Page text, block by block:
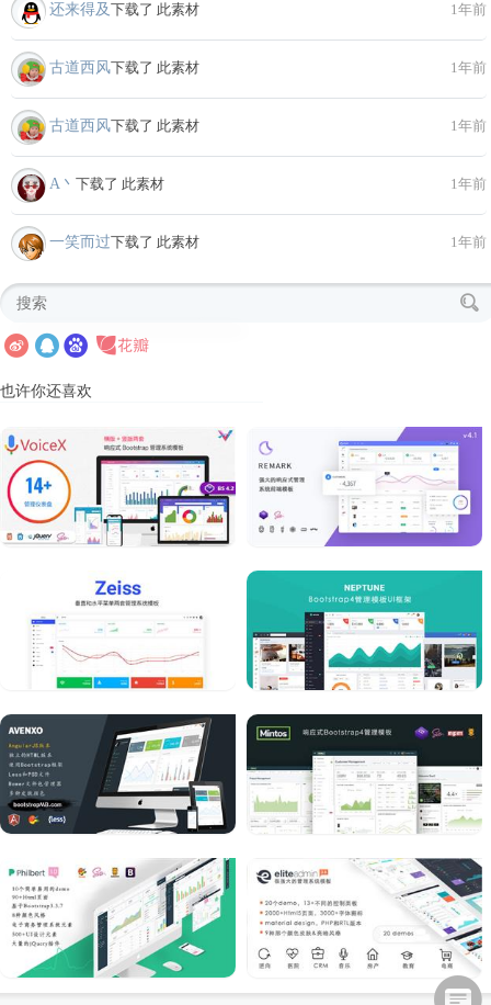
还来得及下载了 此素材 1年前
古道西风下载了 此素材 1年前
古道西风下载了 此素材 1年前
A丶 下载了 此素材 1年前
一笑而过下载了 此素材 1年前
也许你还喜欢